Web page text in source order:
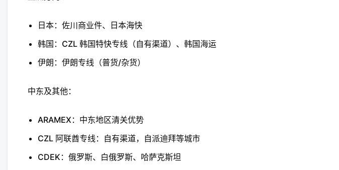
日本：佐川商业件、日本海快
韩国：CZL 韩国特快专线（自有渠道）、韩国海运
伊朗：伊朗专线（普货/杂货）
中东及其他：
ARAMEX：中东地区清关优势
CZL 阿联酋专线：自有渠道，自派迪拜等城市
CDEK：俄罗斯、白俄罗斯、哈萨克斯坦